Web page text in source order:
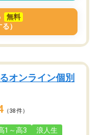
無料
）
オンライン個別
（38件）
1～高3 浪人生